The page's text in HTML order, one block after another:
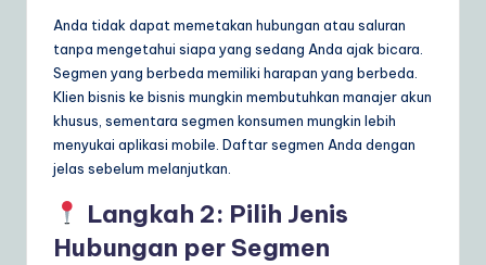
Anda tidak dapat memetakan hubungan atau saluran
tanpa mengetahui siapa yang sedang Anda ajak bicara.
Segmen yang berbeda memiliki harapan yang berbeda.
Klien bisnis ke bisnis mungkin membutuhkan manajer akun
khusus, sementara segmen konsumen mungkin lebih
menyukai aplikasi mobile. Daftar segmen Anda dengan
jelas sebelum melanjutkan.
Langkah 2: Pilih Jenis
Hubungan per Segmen